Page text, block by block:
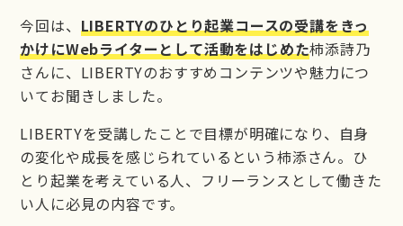
今回は、 LIBERTYのひとり起業コースの受講をきっ
かけにWebライターとして活動をはじめた柿添詩乃
さんに、LIBERTYのおすすめコンテンツや魅力につ
いてお聞きしました。
LIBERTYを受講したことで目標が明確になり、自身
の変化や成長を感じられているという柿添さん。 ひ
とり起業を考えている人、フリーランスとして働きた
い人に必見の内容です。